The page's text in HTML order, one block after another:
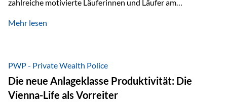
zahlreiche motivierte Läuferinnen und Läufer am
Höchstleistungen für einen guten Zweck zu erbringen. Mit
Mäder gesammelt werden konnten. Die anspruchsvolle
Strecke mit rund 4,8 Kilometern und 680 Höhenmetern
stellte die Teilnehmerinnen und Teilnehmer vor eine
sportliche Herausforderung. Doch…
Mehr lesen
PWP - Private Wealth Police
Die neue Anlageklasse Produktivität: Die
Vienna-Life als Vorreiter